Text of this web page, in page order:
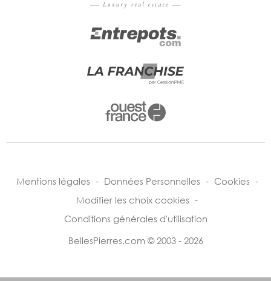
Mentions légales - Données Personnelles - Cookies -
Modifier les choix cookies -
Conditions générales d'utilisation
BellesPierres.com © 2003 - 2026